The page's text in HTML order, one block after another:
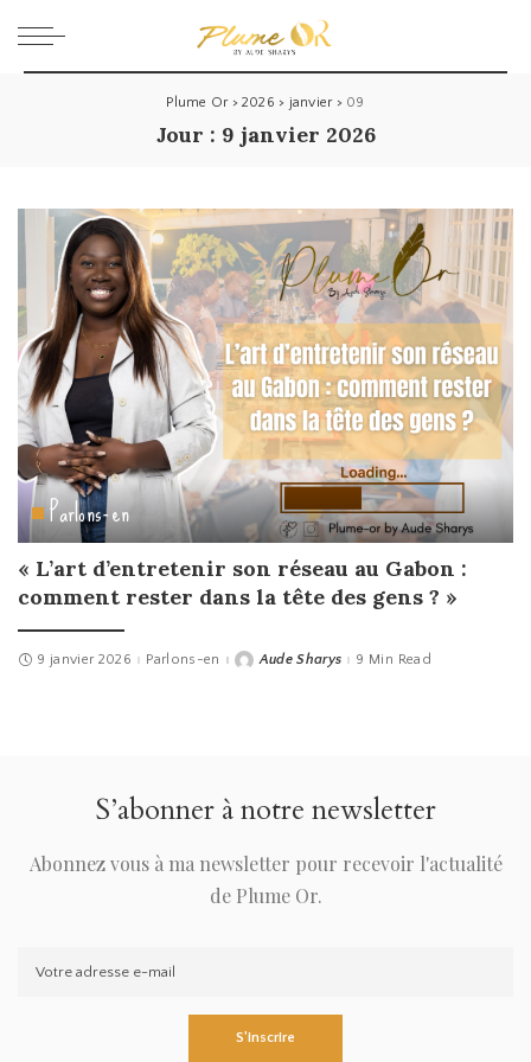
Plume Or>2026 > janvier> 09
Jour : 9 janvier 2026
Parlons-en
« L’art d’entretenir son réseau au Gabon :
comment rester dans la tête des gens ? »
9 janvier 2026 Parlons-en PostedAude Sharys 9 Min Read
S’abonner à notre newsletter
Abonnez vous à ma newsletter pour recevoir l'actualité
de Plume Or.